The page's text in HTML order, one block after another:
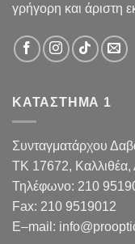
γρήγορη και άριστη
ΚΑΤΑΣΤΗΜΑ 1
Συνταγματάρχου
TK 17672,
Τηλέφωνο: 210
Fax: 210 9519012
E–mail :